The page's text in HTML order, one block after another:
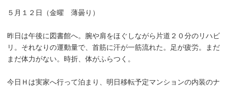
５月１２日（金曜 薄曇り）
昨日は午後に図書館へ。腕や肩をほぐしながら片道２０分のリハビ
リ。それなりの運動量で、首筋に汗が一筋流れた。足が疲労。まだ
まだ体力がない。時折、体がふらつく。
今日Ｈは実家へ行って泊まり、明日移転予定マンションの内装のナ